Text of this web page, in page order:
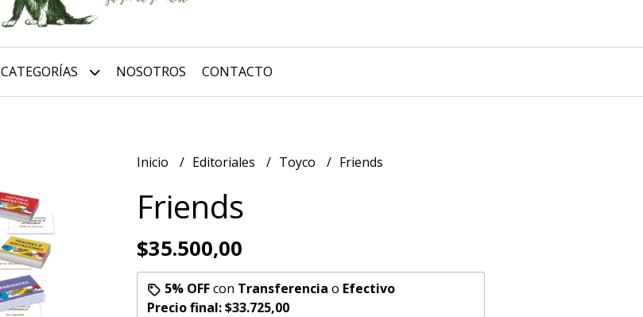
CATEGORÍAS NOSOTROS CONTACTO
Inicio Editoriales Toyco Friends
Friends
$35.500,00
5% OFFcon Transferencia o Efectivo
Precio final:$33.725,00